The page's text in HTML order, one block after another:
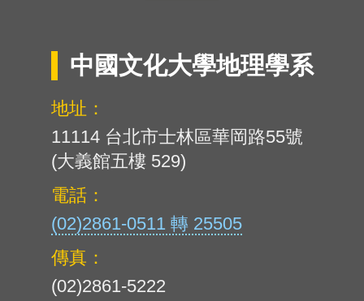
中國文化大學地理學系
地址：
11114 台北市士林區華岡路55號
(大義館五樓 529)
電話：
(02)2861-0511 轉 25505
傳真：
(02)2861-5222